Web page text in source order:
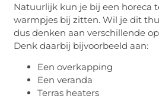
Natuurlijk kun je bij een horeca
warmpjes bij zitten. Wil je dit
dus denken aan verschillende
Denk daarbij bijvoorbeeld aan:
Een overkapping
Een veranda
Terras heaters